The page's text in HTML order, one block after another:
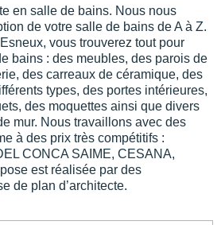
en salle de bains. Nous nous
de votre salle de bains de A à Z.
vous trouverez tout pour
bains : des meubles, des parois de
des carreaux de céramique, des
types, des portes intérieures,
des moquettes ainsi que divers
mur. Nous travaillons avec des
à des prix très compétitifs :
CONCA SAIME, CESANA,
est réalisée par des
de plan d’architecte.